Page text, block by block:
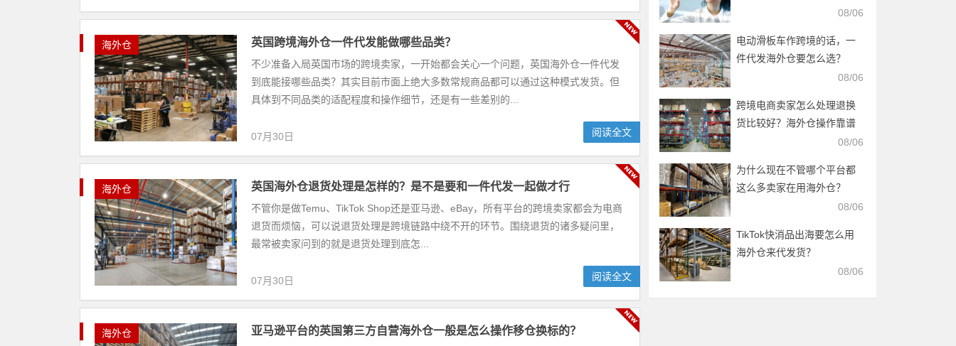
海外仓 英国跨境海外仓一件代发能做哪些品类？
不少准备入局英国市场的跨境卖家，一开始都会关心一个问题，英国海外仓一件代发
到底能接哪些品类？其实目前市面上绝大多数常规商品都可以通过这种模式发货。但
具体到不同品类的适配程度和操作细节，还是有一些差别的...
07月30日 阅读全文
海外仓 英国海外仓退货处理是怎样的？是不是要和一件代发一起做才行
不管你是做Temu、TikTok Shop还是亚马逊、eBay，所有平台的跨境卖家都会为电商
退货而烦恼，可以说退货处理是跨境链路中绕不开的环节。围绕退货的诸多疑问里，
最常被卖家问到的就是退货处理到底怎...
07月30日 阅读全文
海外仓 亚马逊平台的英国第三方自营海外仓一般是怎么操作移仓换标的？
08/06
电动滑板车作跨境的话，一
件代发海外仓要怎么选？
08/06
跨境电商卖家怎么处理退换
货比较好？海外仓操作靠谱
08/06
为什么现在不管哪个平台都
这么多卖家在用海外仓？
08/06
TikTok快消品出海要怎么用
海外仓来代发货？
08/06